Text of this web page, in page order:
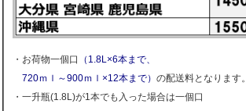
・お荷物一個口
（1.8L×6本まで、
720ｍｌ～900ｍｌ×12本まで） の配送料となります。
・一升瓶(1.8L)が1本でも入った場合は一個口